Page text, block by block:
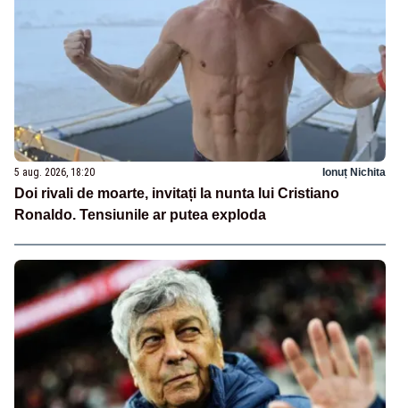
5 aug. 2026, 18:20 Ionuț Nichita
Doi rivali de moarte, invitați la nunta lui Cristiano
Ronaldo. Tensiunile ar putea exploda